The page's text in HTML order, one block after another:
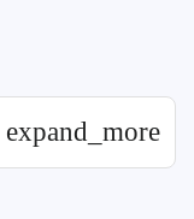
expand_more